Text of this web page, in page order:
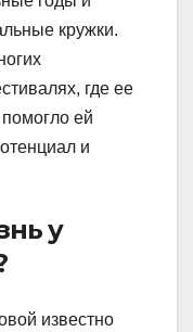
кружки.
где ее
ей
и
у
известно